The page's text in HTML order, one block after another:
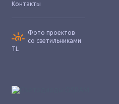
Контакты
Фото проектов
со светильниками
TL